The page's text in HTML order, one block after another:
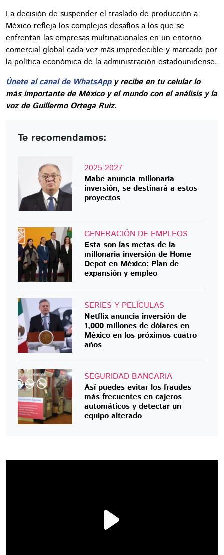
La decisión de suspender el traslado de producción a
México refleja los complejos desafíos a los que se
enfrentan las empresas multinacionales en un entorno
comercial global cada vez más impredecible y marcado por
la política económica de la administración estadounidense.
Únete al canal de WhatsAppy recibe en tu celular lo
más importante de México y el mundo con el análisis y la
voz de Guillermo Ortega Ruiz.
Te recomendamos:
2025-2027
Mabe anuncia millonaria
inversión, se destinará a estos
proyectos
GENERACIÓN DE EMPLEOS
Esta son las metas de la
millonaria inversión de Home
Depot en México: Plan de
expansión y empleo
SERIES Y PELÍCULAS
Netflix anuncia inversión de
1,000 millones de dólares en
México en los próximos cuatro
años
SEGURIDAD BANCARIA
Así puedes evitar los fraudes
más frecuentes en cajeros
automáticos y detectar un
equipo alterado